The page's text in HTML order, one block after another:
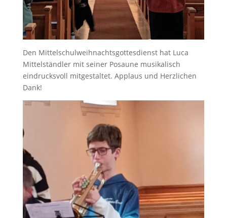
Den Mittelschulweihnachtsgottesdienst hat Luca
Mittelständler mit seiner Posaune musikalisch
eindrucksvoll mitgestaltet. Applaus und Herzlichen
Dank!